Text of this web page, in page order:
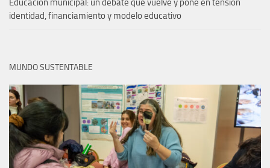
Educación municipal: un debate que vuelve y pone en tensión
identidad, financiamiento y modelo educativo
MUNDO SUSTENTABLE